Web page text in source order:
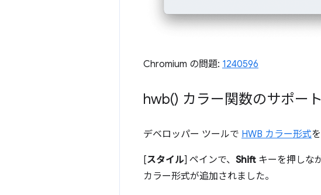
Chromium の問題: 1240596
hwb() カラー関数のサポート
デベロッパー ツールで HWB カラー形式
[スタイル] ペインで、 Shift キーを押しな
カラー形式が追加されました。